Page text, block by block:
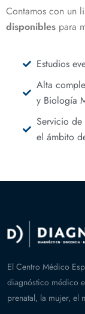
Contamos con un
disponibles para
Estudios
Alta
y Biología
Servicio de
el ámbito
El Centro Médico
diagnóstico médico
prenatal, la mujer, el